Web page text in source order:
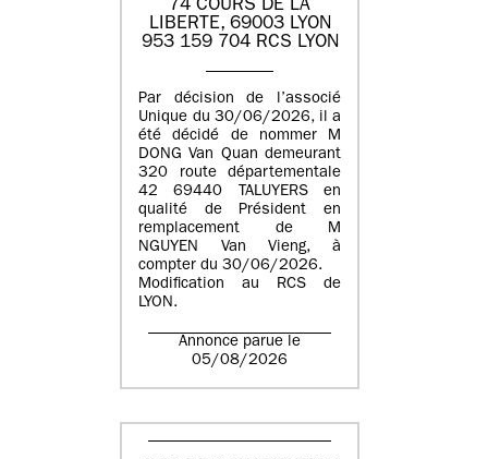
74 COURS DE LA
LIBERTE, 69003 LYON
953 159 704 RCS LYON
Par décision de l’associé
Unique du 30/06/2026, il a
été décidé de nommer M
DONG Van Quan demeurant
320 route départementale
42 69440 TALUYERS en
qualité de Président en
remplacement de M
NGUYEN Van Vieng, à
compter du 30/06/2026.
Modification au RCS de
LYON.
Annonce parue le
05/08/2026